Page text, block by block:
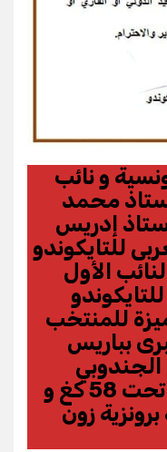
و نائب
محمد
إدريس
للتايكوندو
الأول
للمنتخب
بباريس
الجندوبي
بالميدالية الفضية لوزن تحت 58 كغ و
زون